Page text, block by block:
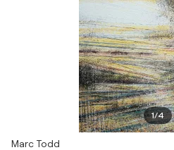
1/4
Marc Todd